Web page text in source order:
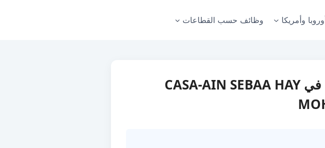
وأمريكا وظائف حسب القطاعات
وظيفة responsable logistique في CASA-AIN SEBAA HAY